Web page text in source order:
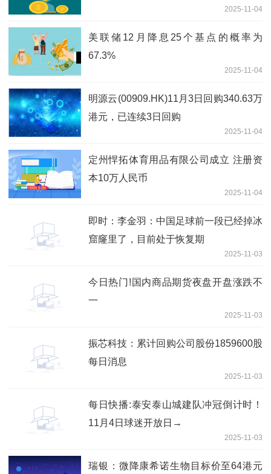
2025-11-04
美联储12月降息25个基点的概率为
67.3%
2025-11-04
明源云(00909.HK)11月3日回购340.63万
港元，已连续3日回购
2025-11-04
定州悍拓体育用品有限公司成立 注册资
本10万人民币
2025-11-04
即时：李金羽：中国足球前一段已经掉冰
窟窿里了，目前处于恢复期
2025-11-03
今日热门!国内商品期货夜盘开盘涨跌不
一
2025-11-03
振芯科技：累计回购公司股份1859600股
每日消息
2025-11-03
每日快播:泰安泰山城建队冲冠倒计时！
11月4日球迷开放日→
2025-11-03
瑞银：微降康希诺生物目标价至64港元